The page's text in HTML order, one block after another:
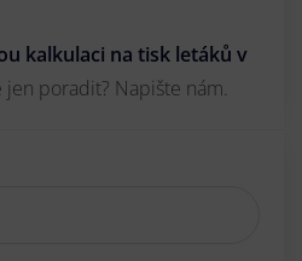
kalkulaci na tisk letáků v
poradit? Napište nám.